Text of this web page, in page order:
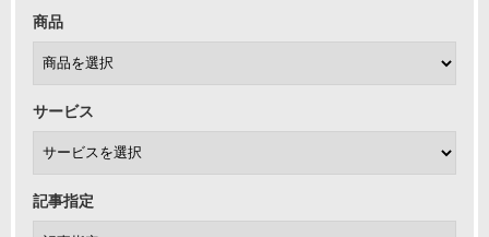
商品
サービス
記事指定